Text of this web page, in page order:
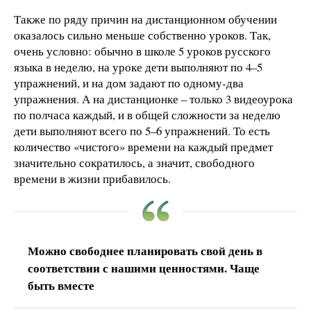
Также по ряду причин на дистанционном обучении
оказалось сильно меньше собственно уроков. Так,
очень условно: обычно в школе 5 уроков русского
языка в неделю, на уроке дети выполняют по 4–5
упражнений, и на дом задают по одному-два
упражнения. А на дистанционке – только 3 видеоурока
по полчаса каждый, и в общей сложности за неделю
дети выполняют всего по 5–6 упражнений. То есть
количество «чистого» времени на каждый предмет
значительно сократилось, а значит, свободного
времени в жизни прибавилось.
Можно свободнее планировать свой день в
соответствии с нашими ценностями. Чаще
быть вместе